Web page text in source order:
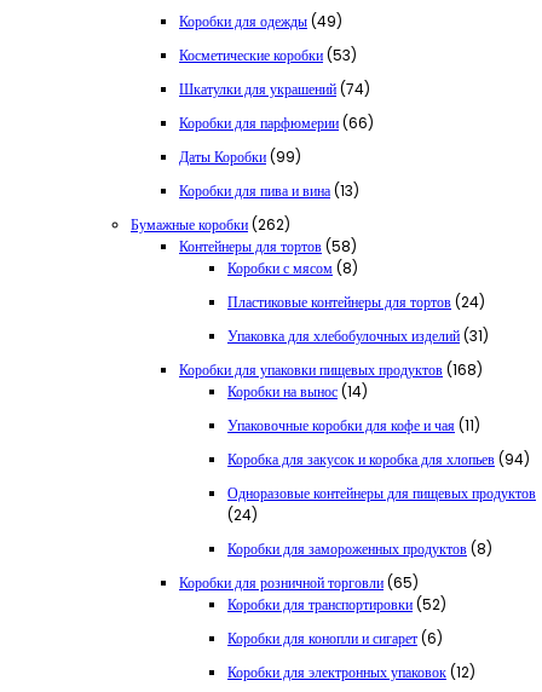
Коробки для одежды 4949
товаров
Косметические коробки 5353
товара
Шкатулки для украшений 7474
товара
Коробки для парфюмерии 6666
Даты Коробки 9999
товаров
Коробки для пива и вина 1313
Бумажные коробки 262262
товара
Контейнеры для тортов 5858
товаров
Коробки с мясом 88
Пластиковые контейнеры для тортов 2424
товара
Упаковка для хлебобулочных изделий 3131
Коробки для упаковки пищевых продуктов 168168
Коробки на вынос 1414
Упаковочные коробки для кофе и чая 1111
товаров
Коробка для закусок и коробка для хлопьев 9494
Одноразовые контейнеры для пищевых продуктов
2424
Коробки для замороженных продуктов 88
Коробки для розничной торговли 6565
товаров
Коробки для транспортировки 5252
Коробки для конопли и сигарет 66
товаров
Коробки для электронных упаковок 1212